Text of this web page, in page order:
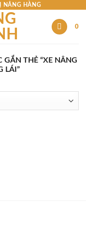
NÂNG HÀNG
0
THẺ “XE NÂNG
LÁI”